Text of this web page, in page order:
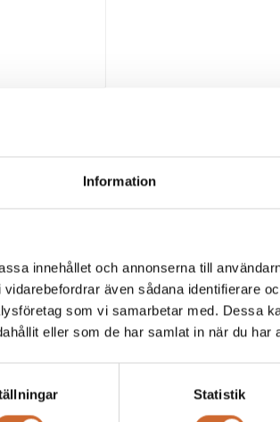
Information
innehållet och annonserna till
även sådana identifierare
som vi samarbetar med. Dessa
eller som de har samlat in när du har
Statistik
01 och måste användas med motvikt 966 75 49-
Produkttaggar